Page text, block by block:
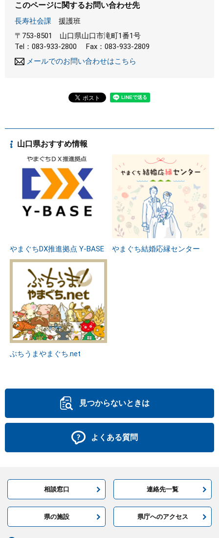
このページに関するお問い合わせ先
長寿社会課
援護班
〒753-8501
山口県山口市滝町1番1号
Tel：083-933-2800
Fax：083-933-2809
メールでのお問い合わせはこちら
山口県おすすめ情報
やまぐちDX推進拠点 Y-BASE やまぐち結婚応縁センター
ぶちうまやまぐち.net
見つからないときは
よくある質問
相談窓口 連絡先一覧
県の施設 県庁へのアクセス